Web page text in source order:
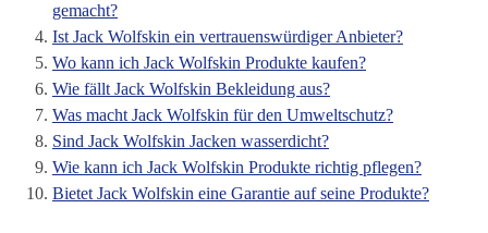
gemacht?
Ist Jack Wolfskin ein vertrauenswürdiger Anbieter?
Wo kann ich Jack Wolfskin Produkte kaufen?
Wie fällt Jack Wolfskin Bekleidung aus?
Was macht Jack Wolfskin für den Umweltschutz?
Sind Jack Wolfskin Jacken wasserdicht?
Wie kann ich Jack Wolfskin Produkte richtig pflegen?
Bietet Jack Wolfskin eine Garantie auf seine Produkte?